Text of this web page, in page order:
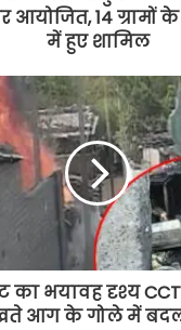
आयोजित, 14 ग्रामों
में हुए शामिल
का भयावह दृश्य
आग के गोले में